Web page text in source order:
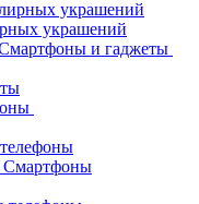
украшений
и гаджеты
Смартфоны